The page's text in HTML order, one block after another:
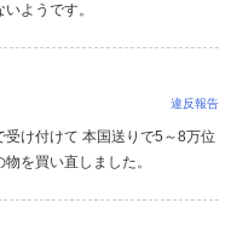
ようです。
違反報告
け付けて 本国送りで5～8万位
を買い直しました。